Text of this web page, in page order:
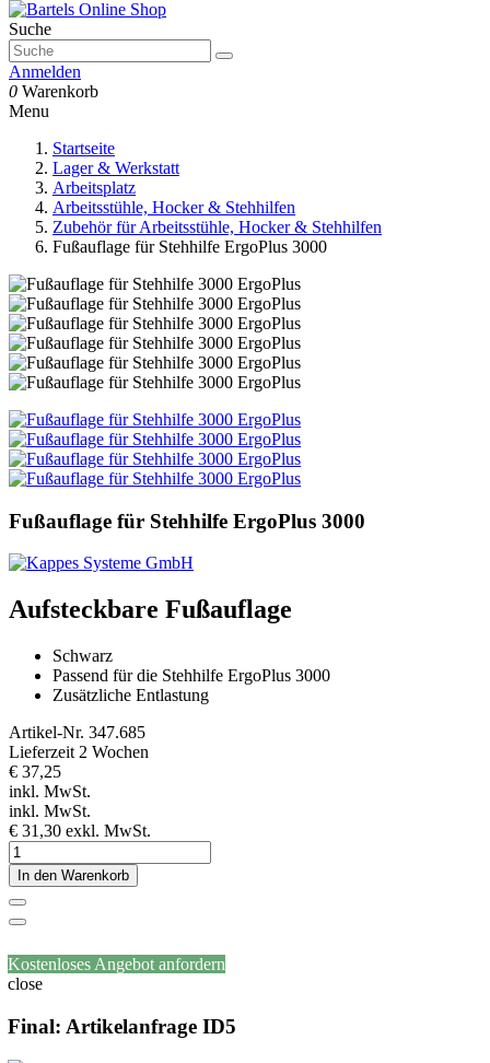
Suche
Anmelden
0 Warenkorb
Menu
Startseite
Lager & Werkstatt
Arbeitsplatz
Arbeitsstühle, Hocker & Stehhilfen
Zubehör für Arbeitsstühle, Hocker & Stehhilfen
Fußauflage für Stehhilfe ErgoPlus 3000
Fußauflage für Stehhilfe ErgoPlus 3000
Aufsteckbare Fußauflage
Schwarz
Passend für die Stehhilfe ErgoPlus 3000
Zusätzliche Entlastung
Artikel-Nr. 347.685
Lieferzeit 2 Wochen
€ 37,25
inkl. MwSt.
inkl. MwSt.
€ 31,30 exkl. MwSt.
In den Warenkorb
Kostenloses Angebot anfordern
close
Final: Artikelanfrage ID5